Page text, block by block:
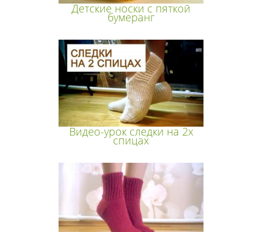
Детские носки с пяткой
бумеранг
Видео-урок следки на 2х
спицах